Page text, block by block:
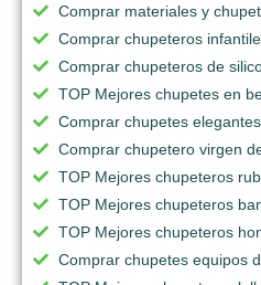
Comprar materiales y
Comprar chupeteros
Comprar chupeteros de
TOP Mejores chupetes en
Comprar chupetes elegantes
Comprar chupetero virgen
TOP Mejores chupeteros
TOP Mejores chupeteros
TOP Mejores chupeteros
Comprar chupetes equipos